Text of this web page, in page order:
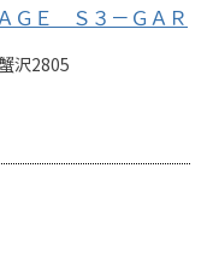
ＧＥ Ｓ３－ＧＡＲ
沢2805